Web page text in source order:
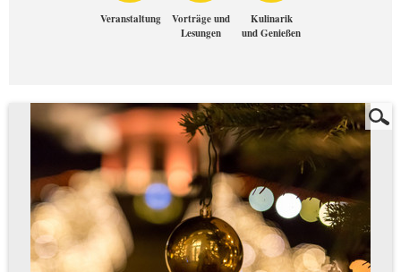
Veranstaltung
Vorträge und
Lesungen
Kulinarik
und Genießen